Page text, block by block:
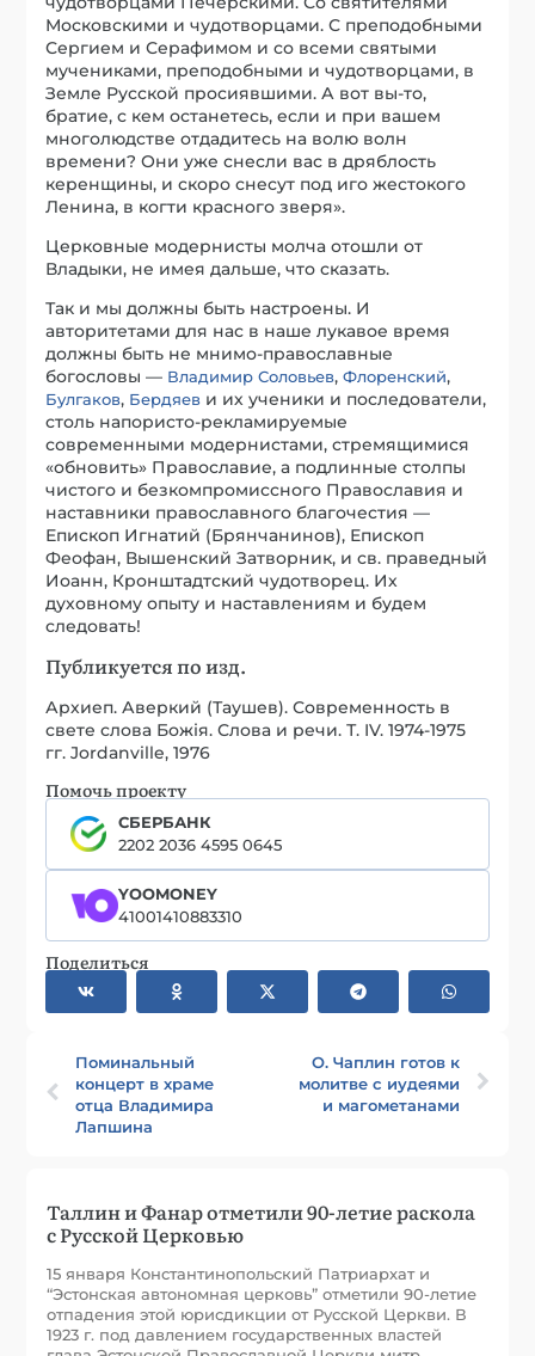
Московскими и чудотворцами. С преподобными
Сергием и Серафимом и со всеми святыми
мучениками, преподобными и чудотворцами, в
Земле Русской просиявшими. А вот вы-то,
братие, с кем останетесь, если и при вашем
многолюдстве отдадитесь на волю волн
времени? Они уже снесли вас в дряблость
керенщины, и скоро снесут под иго жестокого
Ленина, в когти красного зверя».
Церковные модернисты молча отошли от
Владыки, не имея дальше, что сказать.
Так и мы должны быть настроены. И
авторитетами для нас в наше лукавое время
должны быть не мнимо-православные
богословы — Владимир Соловьев,Флоренский,
Булгаков, Бердяев и их ученики и последователи,
столь напористо-рекламируемые
современными модернистами, стремящимися
«обновить» Православие, а подлинные столпы
чистого и безкомпромиссного Православия и
наставники православного благочестия —
Епископ Игнатий (Брянчанинов), Епископ
Феофан, Вышенский Затворник, и св. праведный
Иоанн, Кронштадтский чудотворец. Их
духовному опыту и наставлениям и будем
следовать!
Публикуется по изд.
Архиеп. Аверкий (Таушев). Современность в
свете слова Божія. Слова и речи. Т. IV. 1974-1975
гг. Jordanville, 1976
Помочь проекту
СБЕРБАНК
2202 2036 4595 0645
YOOMONEY
41001410883310
Поделиться
Поминальный
концерт в храме
отца Владимира
Лапшина
О. Чаплин готов к
молитве с иудеями
и магометанами
Таллин и Фанар отметили 90-летие раскола
с Русской Церковью
15 января Константинопольский Патриархат и
“Эстонская автономная церковь” отметили 90-летие
отпадения этой юрисдикции от Русской Церкви. В
1923 г. под давлением государственных властей